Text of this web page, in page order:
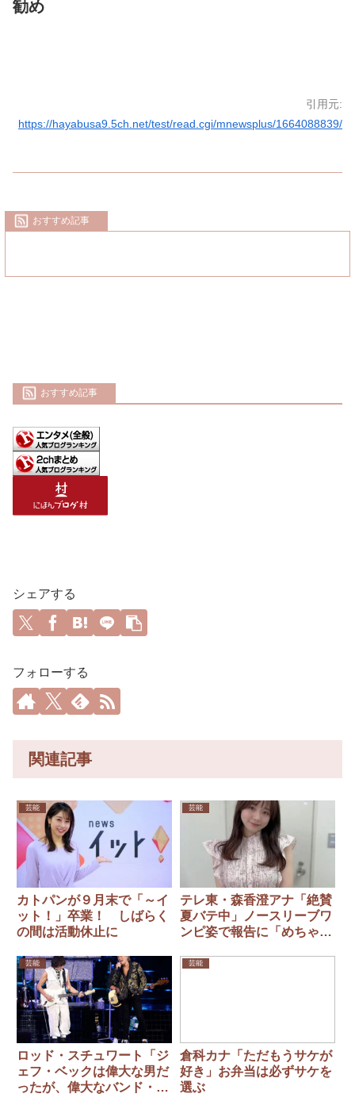
勧め
引用元:
https://hayabusa9.5ch.net/test/read.cgi/mnewsplus/1664088839/
おすすめ記事
おすすめ記事
シェアする
フォローする
関連記事
芸能
カトパンが９月末で「～イ
ット！」卒業！ しばらく
の間は活動休止に
芸能
テレ東・森香澄アナ「絶賛
夏バテ中」ノースリーブワ
ンピ姿で報告に「めちゃ可
芸能
ロッド・スチュワート「ジ
ェフ・ベックは偉大な男だ
ったが、偉大なバンド・リ
芸能
倉科カナ「ただもうサケが
好き」お弁当は必ずサケを
選ぶ